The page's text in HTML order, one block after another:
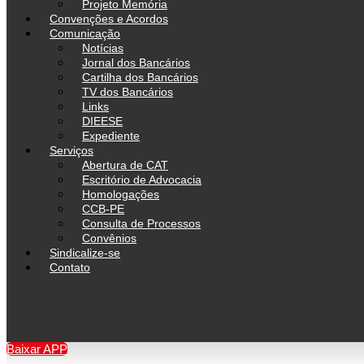
Projeto Memória
Convenções e Acordos
Comunicação
Notícias
Jornal dos Bancários
Cartilha dos Bancários
TV dos Bancários
Links
DIEESE
Expediente
Serviços
Abertura de CAT
Escritório de Advocacia
Homologações
CCB-PE
Consulta de Processos
Convênios
Sindicalize-se
Contato
Baixar APP